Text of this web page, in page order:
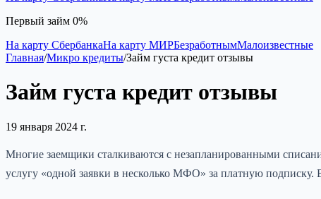
Первый займ 0%
На карту СбербанкаНа карту МИРБезработнымМалоизвестные
Главная/Микро кредиты/Займ густа кредит отзывы
Займ густа кредит отзывы
19 января 2024 г.
Многие заемщики сталкиваются с незапланированными
услугу «одной заявки в несколько МФО» за платную